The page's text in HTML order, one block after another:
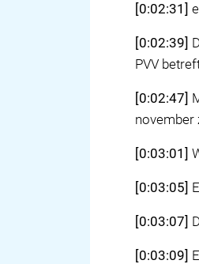
[0:02:31]
[0:02:39]
PVV
[0:02:47]
november
[0:03:01]
[0:03:05]
[0:03:07]
[0:03:09]